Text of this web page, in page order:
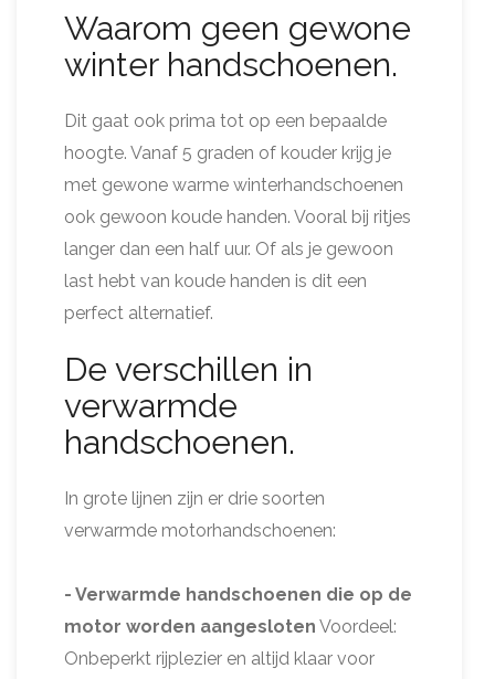
Waarom geen gewone
winter handschoenen.
Dit gaat ook prima tot op een bepaalde
hoogte. Vanaf 5 graden of kouder krijg je
met gewone warme winterhandschoenen
ook gewoon koude handen. Vooral bij ritjes
langer dan een half uur. Of als je gewoon
last hebt van koude handen is dit een
perfect alternatief.
De verschillen in
verwarmde
handschoenen.
In grote lijnen zijn er drie soorten
verwarmde motorhandschoenen:
- Verwarmde handschoenen die op de
motor worden aangesloten Voordeel:
Onbeperkt rijplezier en altijd klaar voor